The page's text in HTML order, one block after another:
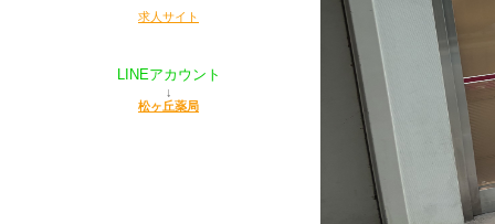
求人サイト
LINEアカウント
↓
松ヶ丘薬局